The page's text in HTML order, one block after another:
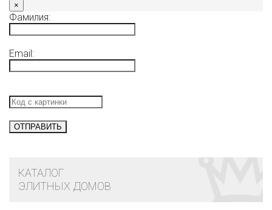
×
Фамилия:
Email:
КАТАЛОГ
ЭЛИТНЫХ ДОМОВ